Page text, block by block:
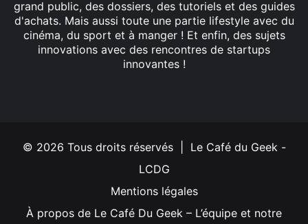
grand public, des dossiers, des tutoriels et des guides
d'achats. Mais aussi toute une partie lifestyle avec du
cinéma, du sport et à manger ! Et enfin, des sujets
innovations avec des rencontres de startups
innovantes !
© 2026 Tous droits réservés | Le Café du Geek -
LCDG
Mentions légales
À propos de Le Café Du Geek – L’équipe et notre